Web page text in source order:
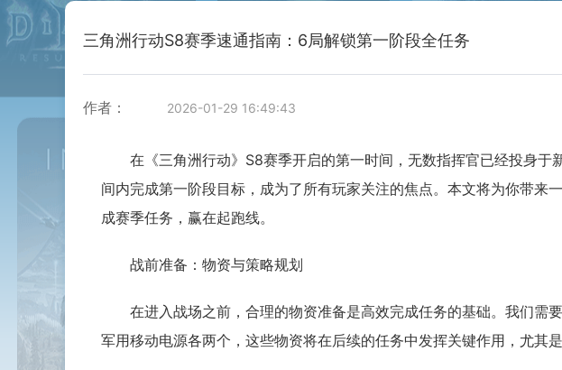
三角洲行动S8赛季速通指南：6局解锁第一阶段全任务
作者： 2026-01-29 16:49:43
在《三角洲行动》S8赛季开启的第一时间，无数指挥官已经投身于
间内完成第一阶段目标，成为了所有玩家关注的焦点。本文将为你带来
成赛季任务，赢在起跑线。
战前准备：物资与策略规划
在进入战场之前，合理的物资准备是高效完成任务的基础。我们需要
军用移动电源各两个，这些物资将在后续的任务中发挥关键作用，尤其